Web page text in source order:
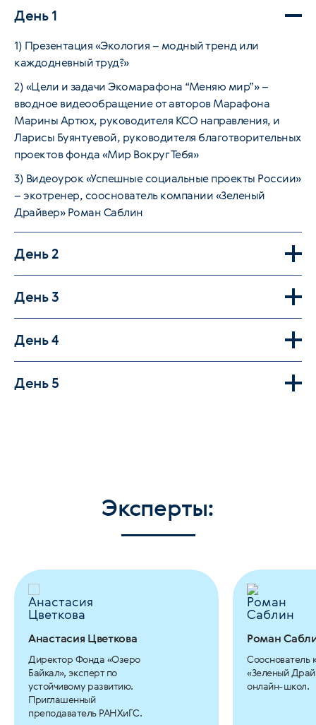
День 1
1) Презентация «Экология – модный тренд или
каждодневный труд?»
2) «Цели и задачи Экомарафона “Меняю мир”» –
вводное видеообращение от авторов Марафона
Марины Артюх, руководителя КСО направления, и
Ларисы Буянтуевой, руководителя благотворительных
проектов фонда «Мир Вокруг Тебя»
3) Видеоурок «Успешные социальные проекты России»
– экотренер, сооснователь компании «Зеленый
Драйвер» Роман Саблин
День 2
День 3
День 4
День 5
Эксперты:
Анастасия Цветкова
Директор Фонда «Озеро
Байкал», эксперт по
устойчивому развитию.
Приглашенный
преподаватель РАНХиГС.
Роман
Сооснователь
«Зеленый
онлайн-школ.